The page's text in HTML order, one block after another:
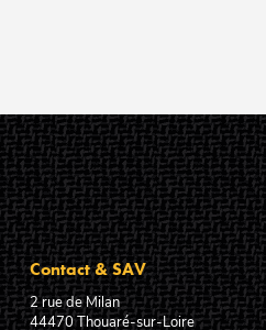
Contact & SAV
2 rue de Milan
44470Thouaré-sur-Loire